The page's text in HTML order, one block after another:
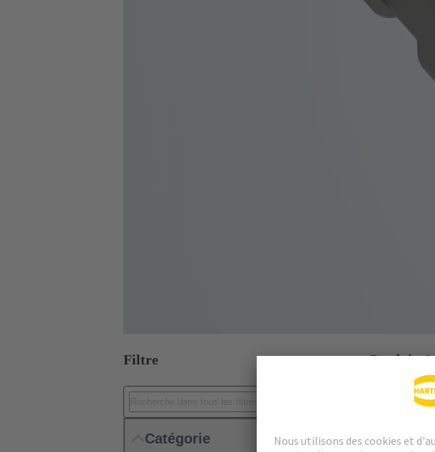
Filtre
Catégorie
Produits4